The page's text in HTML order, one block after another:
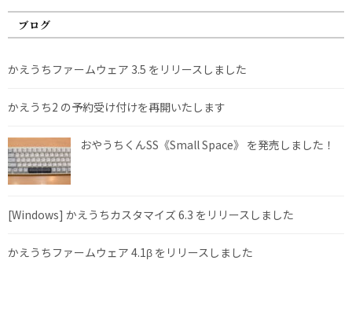
ブログ
かえうちファームウェア 3.5 をリリースしました
かえうち2 の予約受け付けを再開いたします
おやうちくんSS《Small Space》 を発売しました！
[Windows] かえうちカスタマイズ 6.3 をリリースしました
かえうちファームウェア 4.1β をリリースしました